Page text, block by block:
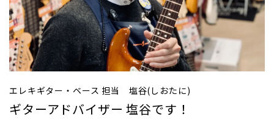
エレキギター・ベース 担当 塩谷(しおたに)
ギターアドバイザー 塩谷です！